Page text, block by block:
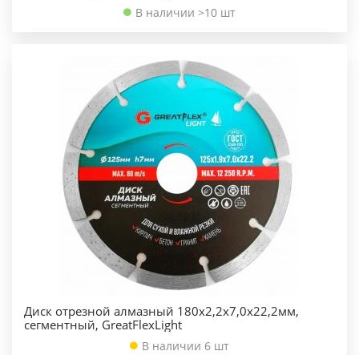
В наличии >10 шт
Диск отрезной алмазный 180х2,2х7,0х22,2мм,
сегментный, GreatFlexLight
В наличии 6 шт